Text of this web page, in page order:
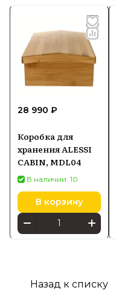
28 990 ₽
Коробка для
хранения ALESSI
CABIN, MDL04
В наличии: 10
В корзину
Назад к списку